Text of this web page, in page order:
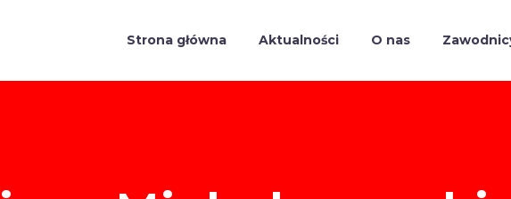
Strona główna Aktualności O nas